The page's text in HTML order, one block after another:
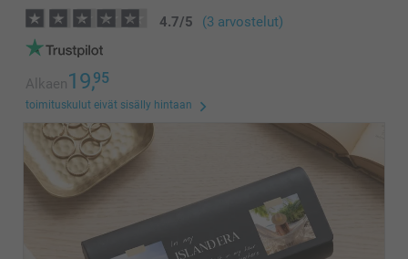
4.7/5 (3 arvostelut)
Alkaen19,95
toimituskulut eivät sisälly hintaan